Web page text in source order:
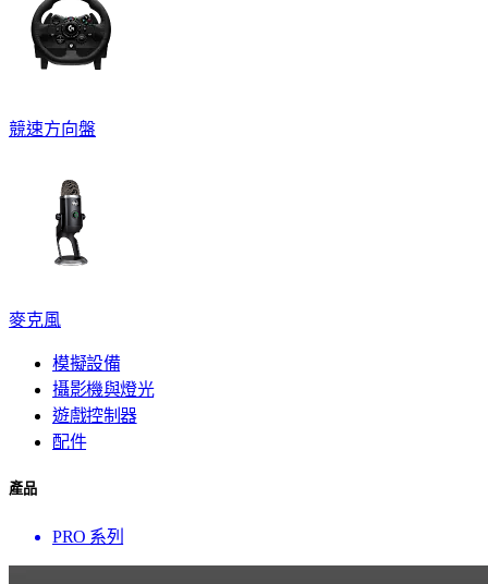
競速方向盤
麥克風
模擬設備
攝影機與燈光
遊戲控制器
配件
產品
PRO 系列